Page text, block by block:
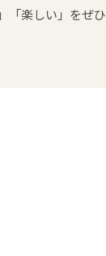
楽しい」をぜひ